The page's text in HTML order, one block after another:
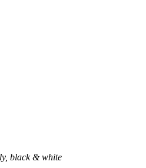
black & white